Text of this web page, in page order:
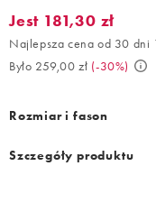
Jest 181,30 zł.
Jest 181,30 zł
Najlepsza cena od 30 dni
Było 259,00 zł (-30%)
Rozmiar i fason
Szczegóły produktu